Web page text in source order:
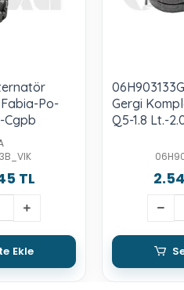
Po-
Cgpb
TL
Ekle
Gergi
Q5-1.8 Lt.-
Cdha-Cdnb-